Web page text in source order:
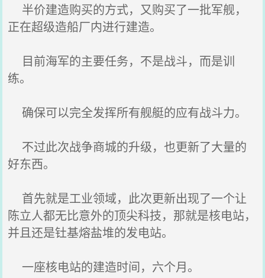
半价建造购买的方式，又购买了一批军舰，
正在超级造船厂内进行建造。
目前海军的主要任务，不是战斗，而是训
练。
确保可以完全发挥所有舰艇的应有战斗力。
不过此次战争商城的升级，也更新了大量的
好东西。
首先就是工业领域，此次更新出现了一个让
陈立人都无比意外的顶尖科技，那就是核电站，
并且还是钍基熔盐堆的发电站。
一座核电站的建造时间，六个月。